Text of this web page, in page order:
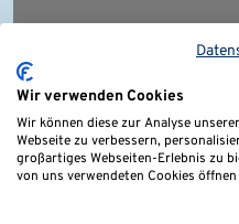
Wir verwenden Cookies
Wir können diese zur Analyse
Webseite zu verbessern,
großartiges Webseiten-Erlebnis zu
von uns verwendeten Cookies